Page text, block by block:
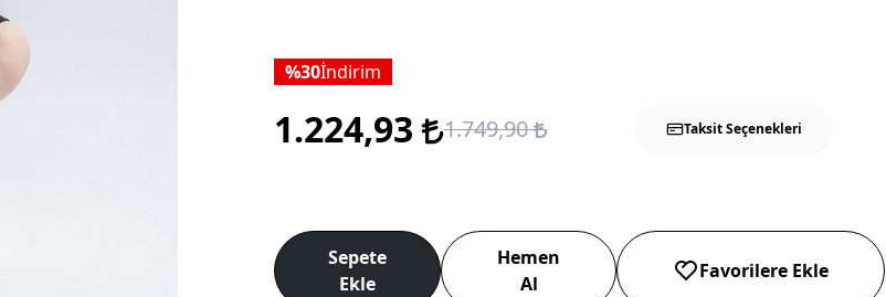
30İndirim
1.224,93 1.749,90 Taksit Seçenekleri
Sepete
Ekle
Hemen
Al
Favorilere Ekle